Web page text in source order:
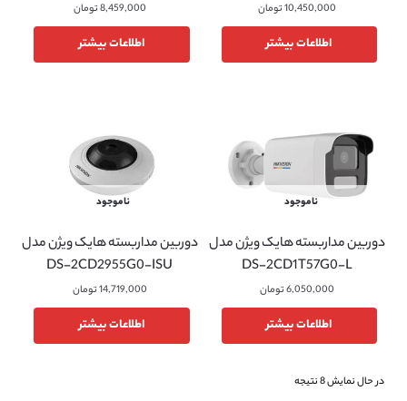
10,450,000تومان
اطلاعات بیشتر
8,459,000تومان
اطلاعات بیشتر
ناموجود
دوربین مداربسته هایک ویژن مدل
DS-2CD1T57G0-L
6,050,000تومان
اطلاعات بیشتر
ناموجود
دوربین مداربسته هایک ویژن مدل
DS-2CD2955G0-ISU
14,719,000تومان
اطلاعات بیشتر
در حال نمایش 8 نتیجه